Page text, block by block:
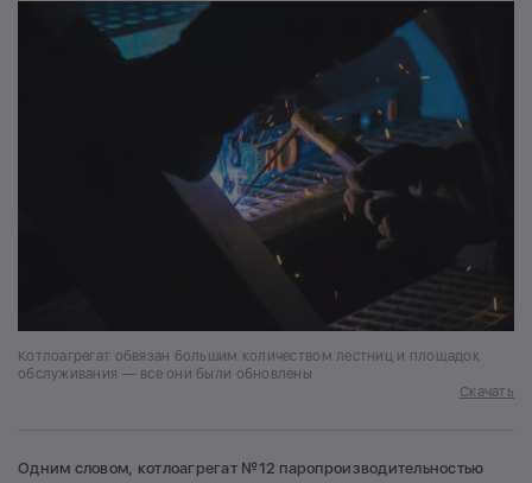
Котлоагрегат обвязан большим количеством лестниц и площадок
обслуживания — все они были обновлены
Скачать
Одним словом, котлоагрегат №12 паропроизводительностью